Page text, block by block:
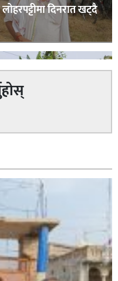
दिनरात खट्दै